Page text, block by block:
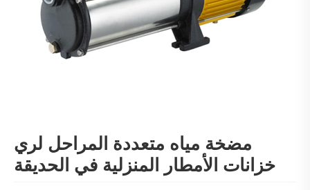
مضخة مياه متعددة المراحل لري
خزانات الأمطار المنزلية في الحديقة